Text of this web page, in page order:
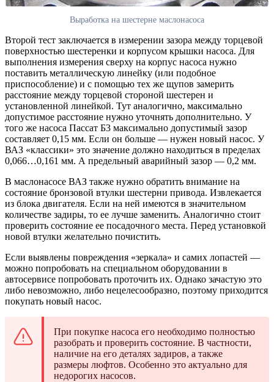
Выработка на шестерне маслонасоса
Второй тест заключается в измерении зазора между торцевой
поверхностью шестеренки и корпусом крышки насоса. Для
выполнения измерения сверху на корпус насоса нужно
поставить металлическую линейку (или подобное
приспособление) и с помощью тех же щупов замерить
расстояние между торцевой стороной шестерен и
установленной линейкой. Тут аналогично, максимально
допустимое расстояние нужно уточнять дополнительно. У
того же насоса Пассат Б3 максимально допустимый зазор
составляет 0,15 мм. Если он больше — нужен новый насос. У
ВАЗ «классики» это значение должно находиться в пределах
0,066…0,161 мм. А предельный аварийный зазор — 0,2 мм.
В маслонасосе ВАЗ также нужно обратить внимание на
состояние бронзовой втулки шестерни привода. Извлекается
из блока двигателя. Если на ней имеются в значительном
количестве задиры, то ее лучше заменить. Аналогично стоит
проверить состояние ее посадочного места. Перед установкой
новой втулки желательно почистить.
Если выявлены повреждения «зеркала» и самих лопастей —
можно попробовать на специальном оборудовании в
автосервисе попробовать проточить их. Однако зачастую это
либо невозможно, либо нецелесообразно, поэтому приходится
покупать новый насос.
При покупке насоса его необходимо полностью
разобрать и проверить состояние. В частности,
наличие на его деталях задиров, а также
размеры люфтов. Особенно это актуально для
недорогих насосов.